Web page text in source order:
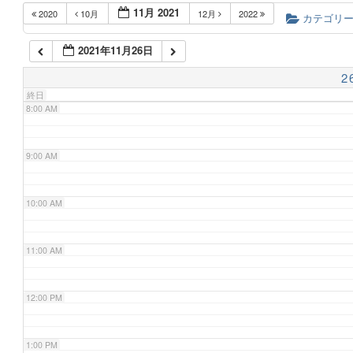
2020 10月 11月 2021 12月 2022 カテゴリー
2021年11月26日
終日
6:00 AM
7:00 AM
8:00 AM
9:00 AM
10:00 AM
11:00 AM
12:00 PM
1:00 PM